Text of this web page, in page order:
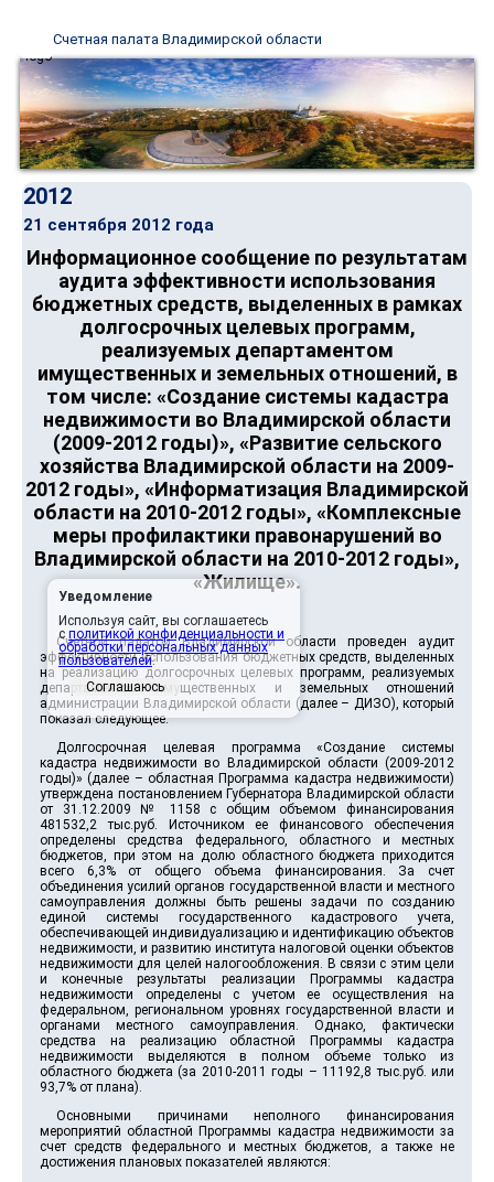
Счетная палата Владимирской области
2012
21 сентября 2012 года
Информационное сообщение по результатам
аудита эффективности использования
бюджетных средств, выделенных в рамках
долгосрочных целевых программ,
реализуемых департаментом
имущественных и земельных отношений, в
том числе: «Создание системы кадастра
недвижимости во Владимирской области
(2009-2012 годы)», «Развитие сельского
хозяйства Владимирской области на 2009-
2012 годы», «Информатизация Владимирской
области на 2010-2012 годы», «Комплексные
меры профилактики правонарушений во
Владимирской области на 2010-2012 годы»,
«Жилище».
Счетной палатой Владимирской области проведен аудит
эффективности использования бюджетных средств, выделенных
на реализацию долгосрочных целевых программ, реализуемых
департаментом имущественных и земельных отношений
администрации Владимирской области (далее – ДИЗО), который
показал следующее.
Долгосрочная целевая программа «Создание системы
кадастра недвижимости во Владимирской области (2009-2012
годы)» (далее – областная Программа кадастра недвижимости)
утверждена постановлением Губернатора Владимирской области
от 31.12.2009 № 1158 с общим объемом финансирования
481532,2 тыс.руб. Источником ее финансового обеспечения
определены средства федерального, областного и местных
бюджетов, при этом на долю областного бюджета приходится
всего 6,3% от общего объема финансирования. За счет
объединения усилий органов государственной власти и местного
самоуправления должны быть решены задачи по созданию
единой системы государственного кадастрового учета,
обеспечивающей индивидуализацию и идентификацию объектов
недвижимости, и развитию института налоговой оценки объектов
недвижимости для целей налогообложения. В связи с этим цели
и конечные результаты реализации Программы кадастра
недвижимости определены с учетом ее осуществления на
федеральном, региональном уровнях государственной власти и
органами местного самоуправления. Однако, фактически
средства на реализацию областной Программы кадастра
недвижимости выделяются в полном объеме только из
областного бюджета (за 2010-2011 годы – 11192,8 тыс.руб. или
93,7% от плана).
Основными причинами неполного финансирования
мероприятий областной Программы кадастра недвижимости за
счет средств федерального и местных бюджетов, а также не
достижения плановых показателей являются:
Уведомление
Используя сайт, вы соглашаетесь
с политикой конфиденциальности и
обработки персональных данных
пользователей.
Соглашаюсь